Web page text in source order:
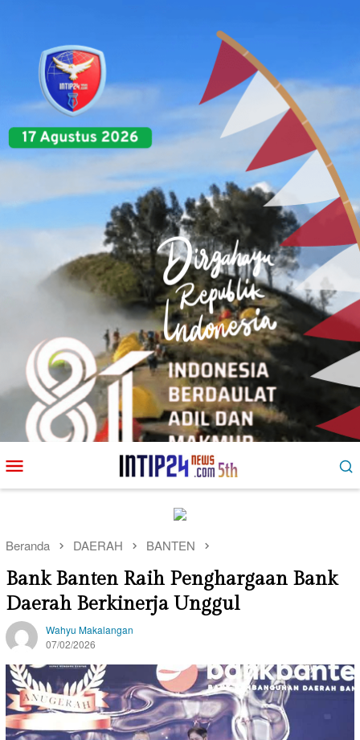
ke
kontenMobile
Beranda DAERAH BANTEN
Bank Banten Raih Penghargaan Bank
Daerah Berkinerja Unggul
Wahyu Makalangan
07/02/2026